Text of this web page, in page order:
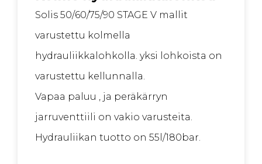
Solis 50/60/75/90 STAGE V mallit
varustettu kolmella
hydrauliikkalohkolla. yksi lohkoista on
varustettu kellunnalla.
Vapaa paluu , ja peräkärryn
jarruventtiili on vakio varusteita.
Hydrauliikan tuotto on 55l/180bar.